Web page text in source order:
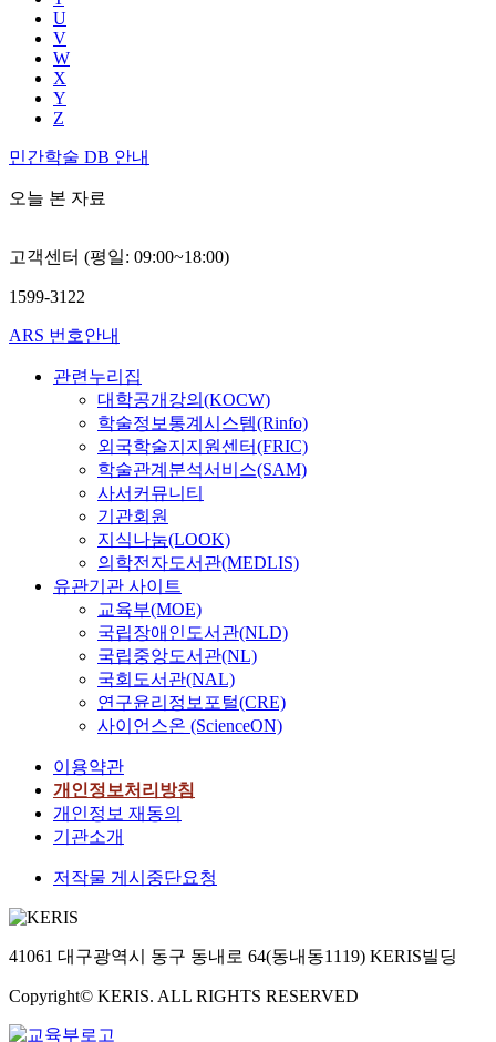
U
V
W
X
Y
Z
민간학술 DB 안내
오늘 본 자료
고객센터 (평일: 09:00~18:00)
1599-3122
ARS 번호안내
관련누리집
대학공개강의(KOCW)
학술정보통계시스템(Rinfo)
외국학술지지원센터(FRIC)
학술관계분석서비스(SAM)
사서커뮤니티
기관회원
지식나눔(LOOK)
의학전자도서관(MEDLIS)
유관기관 사이트
교육부(MOE)
국립장애인도서관(NLD)
국립중앙도서관(NL)
국회도서관(NAL)
연구윤리정보포털(CRE)
사이언스온 (ScienceON)
이용약관
개인정보처리방침
개인정보 재동의
기관소개
저작물 게시중단요청
41061 대구광역시 동구 동내로 64(동내동1119) KERIS빌딩
Copyright© KERIS. ALL RIGHTS RESERVED